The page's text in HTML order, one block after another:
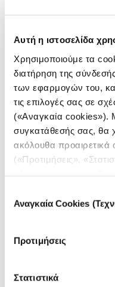
Αυτή η ιστοσελίδα
Χρησιμοποιούμε τα
διατήρηση της
των εφαρμογών του,
τις επιλογές σας σε
(«Αναγκαία cookies»).
συγκατάθεσής σας, θα
ακόλουθα προαιρετικά
(«Προτιμήσεις»,
συγκατάθεσης
Αναγκαία Cookies
Προτιμήσεις
Στατιστικά
Το σημαντικότερο
χαρακτηριστικό που
ανθρώπων απέναντι
στην Ουκρανία είναι
ηλικίας άνω των 70
υποστηρίζουν την
Μεταξύ των ατόμων
αριθμός των
γνωρίζουν” πώς να
Ο ίδιος ο Βλαντιμίρ